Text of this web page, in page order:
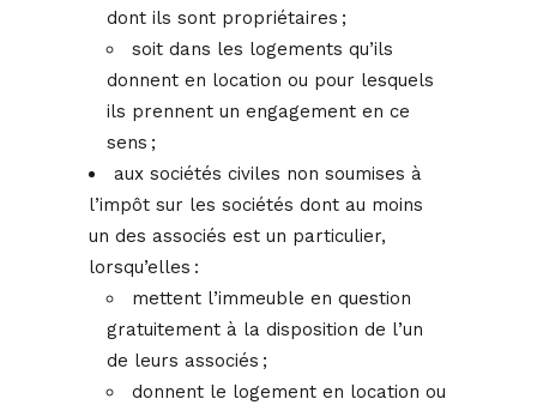
dont ils sont propriétaires ;
soit dans les logements qu’ils
donnent en location ou pour lesquels
ils prennent un engagement en ce
sens ;
aux sociétés civiles non soumises à
l’impôt sur les sociétés dont au moins
un des associés est un particulier,
lorsqu’elles :
mettent l’immeuble en question
gratuitement à la disposition de l’un
de leurs associés ;
donnent le logement en location ou